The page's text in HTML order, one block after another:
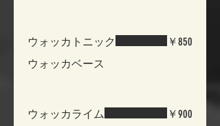
ウォッカトニック
ウォッカベース
￥850
ウォッカライム
￥900